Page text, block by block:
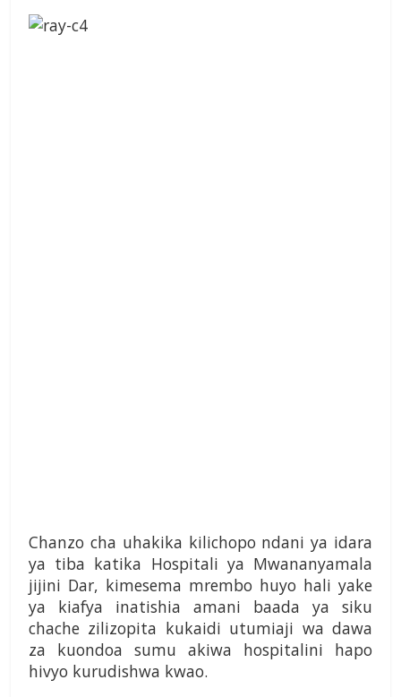
Chanzo cha uhakika kilichopo ndani ya idara
ya tiba katika Hospitali ya Mwananyamala
jijini Dar, kimesema mrembo huyo hali yake
ya kiafya inatishia amani baada ya siku
chache zilizopita kukaidi utumiaji wa dawa
za kuondoa sumu akiwa hospitalini hapo
hivyo kurudishwa kwao.